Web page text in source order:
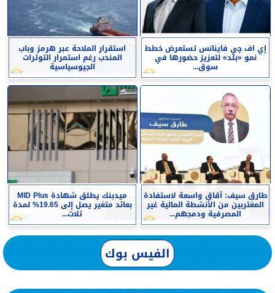
إي اف چي فاينانس تستعرض خطط
نمو «بلد» لتعزيز حضورها في
سوق...
استقرار الملاحة عبر هرمز وباب
المندب رغم استمرار التوترات
الجيوسياسية
طارق سيف: آقاق واسعة لاستفادة
المغتربين من الأنشطة المالية غير
المصرفية ودمجهم...
ميدبنك يطلق شهادة MID Plus
بعائد متغير يصل إلى 19.65% لمدة
ثلاث...
الفيس بوك